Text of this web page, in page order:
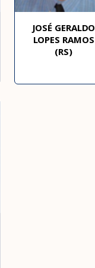
JOSÉ GERALDO
LOPES RAMOS
(RS)